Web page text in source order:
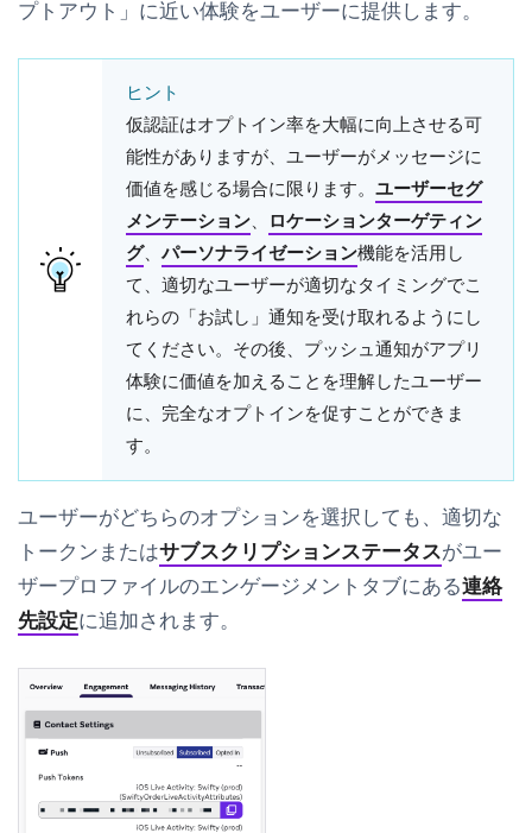
プトアウト」に近い体験をユーザーに提供します。
ヒント
仮認証はオプトイン率を大幅に向上させる可
能性がありますが、ユーザーがメッセージに
価値を感じる場合に限ります。 ユーザーセグ
メンテーション、 ロケーションターゲティン
グ、 パーソナライゼーション機能を活用し
て、適切なユーザーが適切なタイミングでこ
れらの「お試し」通知を受け取れるようにし
てください。その後、プッシュ通知がアプリ
体験に価値を加えることを理解したユーザー
に、完全なオプトインを促すことができま
す。
ユーザーがどちらのオプションを選択しても、適切な
トークンまたはサブスクリプションステータスがユー
ザープロファイルのエンゲージメント タブにある連絡
先設定に追加されます。